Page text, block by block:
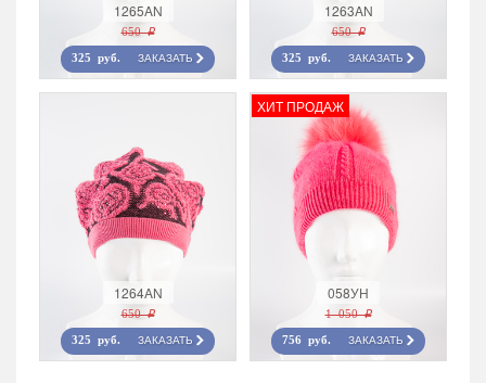
1265AN
650 r
325 руб. ЗАКАЗАТЬ
1263AN
650 r
325 руб. ЗАКАЗАТЬ
1264AN
650 r
325 руб. ЗАКАЗАТЬ
ХИТ ПРОДАЖ
058УН
1 050 r
756 руб. ЗАКАЗАТЬ